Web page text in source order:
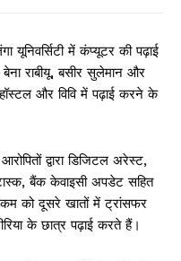
यूनिवर्सिटी में कंप्यूटर की पढ़ाई
राबीयू, बसीर सुलेमान और
और विवि में पढ़ाई करने के
द्वारा डिजिटल अरेस्ट,
बैंक केवाइसी अपडेट सहित
को दूसरे खातों में ट्रांसफर
के छात्र पढ़ाई करते हैं।